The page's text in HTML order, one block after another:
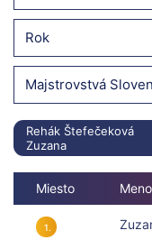
Rok
Majstrovstvá
Rehák Štefečeková
Zuzana
Miesto Meno
1.